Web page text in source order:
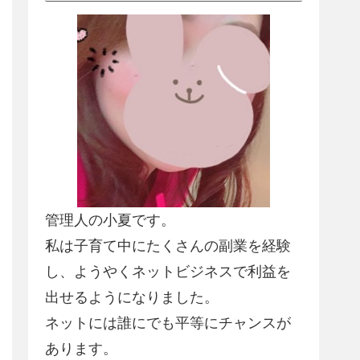
管理人の小夏です。
私は子育て中にたくさんの副業を経験
し、 ようやくネットビジネスで利益を
出せるようになりました 。
ネットには誰にでも平等にチャンスが
あります。